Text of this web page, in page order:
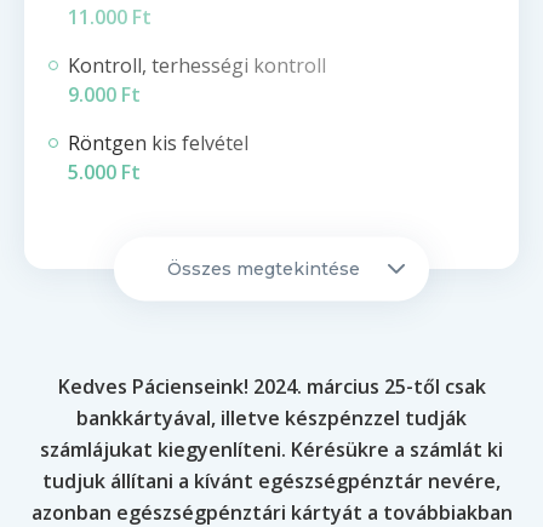
11.000 Ft
Kontroll, terhességi kontroll
9.000 Ft
Röntgen kis felvétel
5.000 Ft
Recept felírás (kezelés nélkül)
Láthatalan fogszabályozó konzultáció 3D
tervezéssel
30.000 Ft
Konzerváló fogászat
Összes megtekintése
Kedves Pácienseink! 2024. március 25-től csak
bankkártyával, illetve készpénzzel tudják
számlájukat kiegyenlíteni. Kérésükre a számlát ki
tudjuk állítani a kívánt egészségpénztár nevére,
azonban egészségpénztári kártyát a továbbiakban